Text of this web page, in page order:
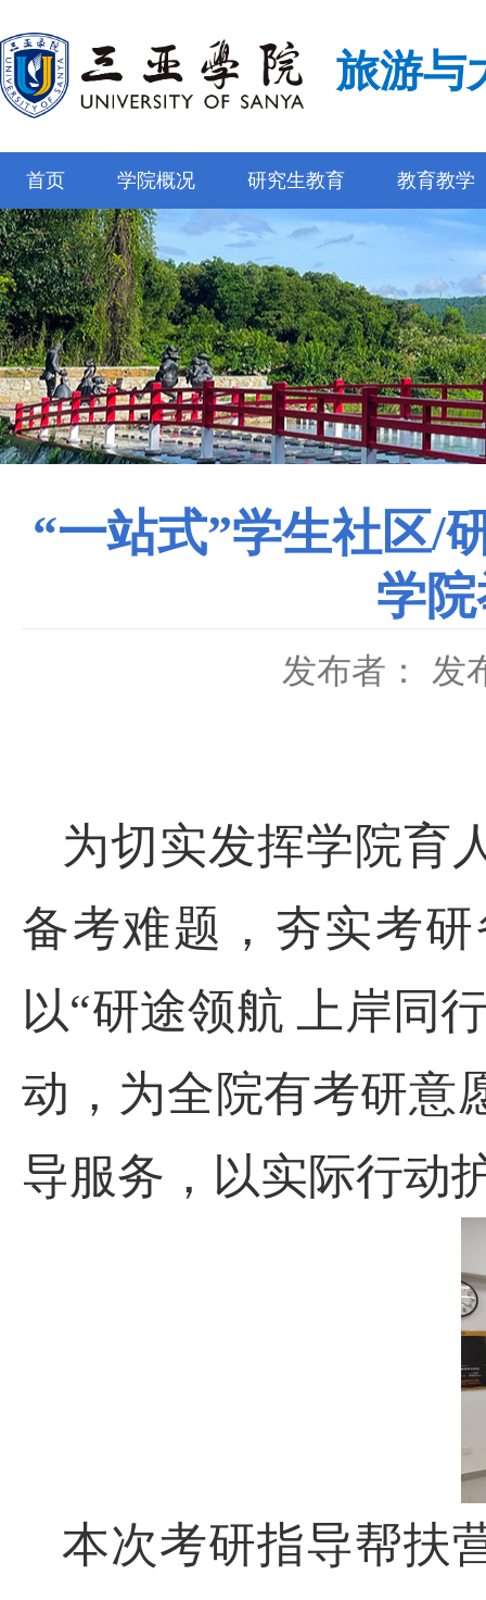
旅游与
首页 学院概况 研究生教育 教育教学
“一站式”学生社区
学
发布者： 发
为切实发挥学院育
备考难题，夯实考
以“研途领航 上岸同
动，为全院有考研意
导服务，以实际行动
本次考研指导帮扶